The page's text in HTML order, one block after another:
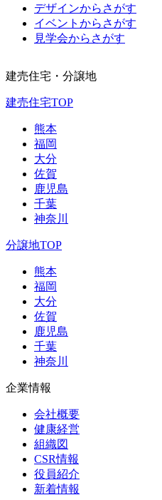
デザインからさがす
イベントからさがす
見学会からさがす
建売住宅・分譲地
建売住宅TOP
熊本
福岡
大分
佐賀
鹿児島
千葉
神奈川
分譲地TOP
熊本
福岡
大分
佐賀
鹿児島
千葉
神奈川
企業情報
会社概要
健康経営
組織図
CSR情報
役員紹介
新着情報